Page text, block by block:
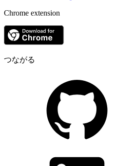
Chrome extension
つながる